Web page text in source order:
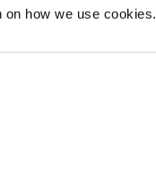
on how we use cookies.
Alankomaat